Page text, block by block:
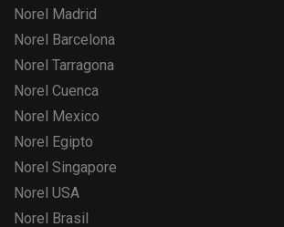
Norel Madrid
Norel Barcelona
Norel Tarragona
Norel Cuenca
Norel Mexico
Norel Egipto
Norel Singapore
Norel USA
Norel Brasil